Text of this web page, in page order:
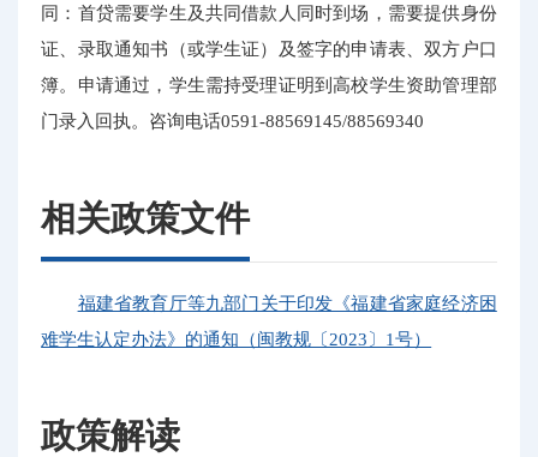
同：首贷需要学生及共同借款人同时到场，需要提供身份
证、录取通知书（或学生证）及签字的申请表、双方户口
簿。申请通过，学生需持受理证明到高校学生资助管理部
门录入回执。咨询电话0591-88569145/88569340
相关政策文件
福建省教育厅等九部门关于印发《福建省家庭经济困
难学生认定办法》的通知（闽教规〔2023〕1号）
政策解读